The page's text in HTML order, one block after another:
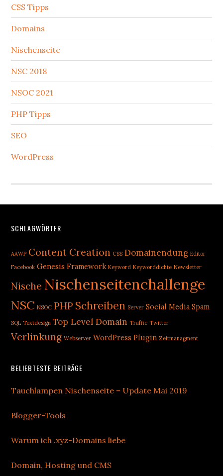
CSS Tipps
Domains
Nischenseite
NSC 2018
NSOC 2021
PHP Tipps
SEO
WordPress
Footer
SCHLAGWÖRTER
AAWP Content Creation CSS Domainendung Editor
Facebook Genesis Framework Keyword Keyworddichte Newsletter
Nische Nischenseitenchallenge
NSC NSOC PHP Schreiben Server Social Media Spam
SQL Textdesign Top Level Domain Traffic Twitter
Verlinkung Webserver WordPress Plugin Zeitmanagment
BELIEBTESTE BEITRÄGE
Tauchlampen Nischenseite – Update Mai 2019
Blogger-Tools
Warum ich .xyz-Domains liebe
Domain, Hosting und CMS